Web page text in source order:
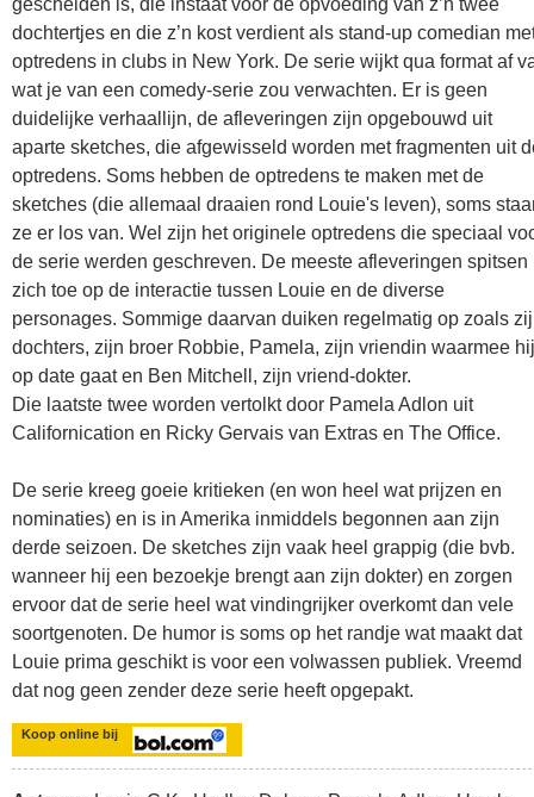
gescheiden is, die instaat voor de opvoeding van z’n twee
dochtertjes en die z’n kost verdient als stand-up comedian
optredens in clubs in New York. De serie wijkt qua format af
wat je van een comedy-serie zou verwachten. Er is geen
duidelijke verhaallijn, de afleveringen zijn opgebouwd uit
aparte sketches, die afgewisseld worden met fragmenten uit
optredens. Soms hebben de optredens te maken met de
sketches (die allemaal draaien rond Louie's leven), soms
ze er los van. Wel zijn het originele optredens die speciaal
de serie werden geschreven. De meeste afleveringen spitsen
zich toe op de interactie tussen Louie en de diverse
personages. Sommige daarvan duiken regelmatig op zoals
dochters, zijn broer Robbie, Pamela, zijn vriendin waarmee hij
op date gaat en Ben Mitchell, zijn vriend-dokter.
Die laatste twee worden vertolkt door Pamela Adlon uit
Californication en Ricky Gervais van Extras en The Office.
De serie kreeg goeie kritieken (en won heel wat prijzen en
nominaties) en is in Amerika inmiddels begonnen aan zijn
derde seizoen. De sketches zijn vaak heel grappig (die bvb.
wanneer hij een bezoekje brengt aan zijn dokter) en zorgen
ervoor dat de serie heel wat vindingrijker overkomt dan vele
soortgenoten. De humor is soms op het randje wat maakt dat
Louie prima geschikt is voor een volwassen publiek. Vreemd
dat nog geen zender deze serie heeft opgepakt.
Koop online bij